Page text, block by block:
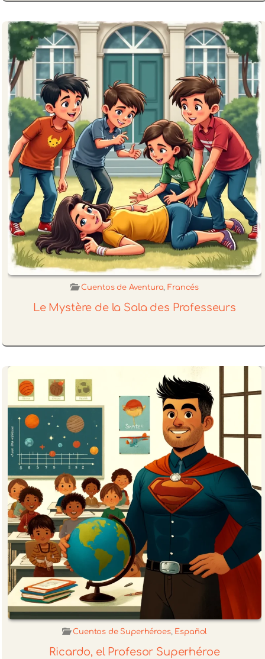
Cuentos de Aventura, Francés
Le Mystère de la Sala des Professeurs
Cuentos de Superhéroes, Español
Ricardo, el Profesor Superhéroe